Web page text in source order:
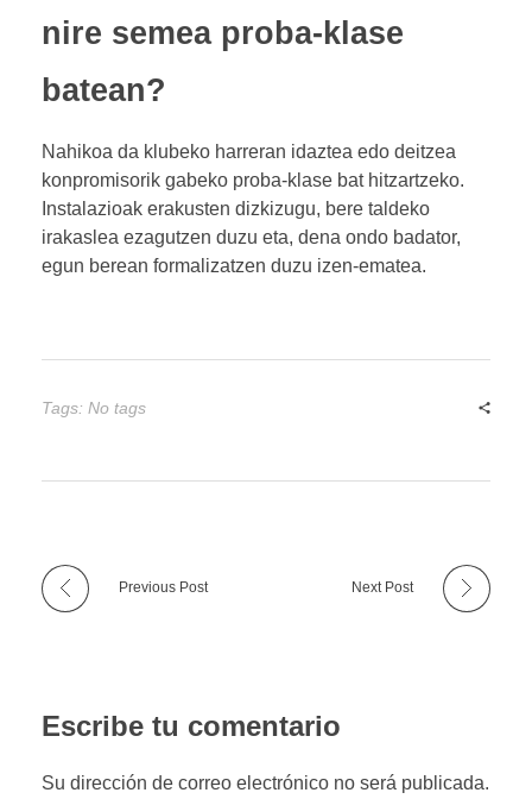
nire semea proba-klase
batean?
Nahikoa da klubeko harreran idaztea edo deitzea
konpromisorik gabeko proba-klase bat hitzartzeko.
Instalazioak erakusten dizkizugu, bere taldeko
irakaslea ezagutzen duzu eta, dena ondo badator,
egun berean formalizatzen duzu izen-ematea.
Tags: No tags
Previous Post Next Post
Escribe tu comentario
Su dirección de correo electrónico no será publicada.